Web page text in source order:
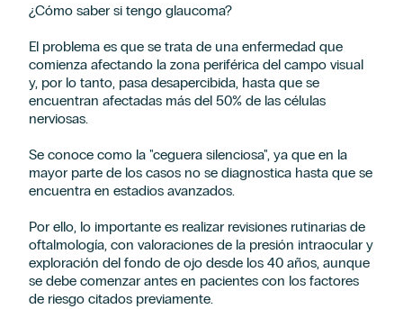
¿Cómo saber si tengo glaucoma?
El problema es que se trata de una enfermedad que
comienza afectando la zona periférica del campo visual
y, por lo tanto, pasa desapercibida, hasta que se
encuentran afectadas más del 50% de las células
nerviosas.
Se conoce como la "ceguera silenciosa", ya que en la
mayor parte de los casos no se diagnostica hasta que se
encuentra en estadios avanzados.
Por ello, lo importante es realizar revisiones rutinarias de
oftalmología, con valoraciones de la presión intraocular y
exploración del fondo de ojo desde los 40 años, aunque
se debe comenzar antes en pacientes con los factores
de riesgo citados previamente.